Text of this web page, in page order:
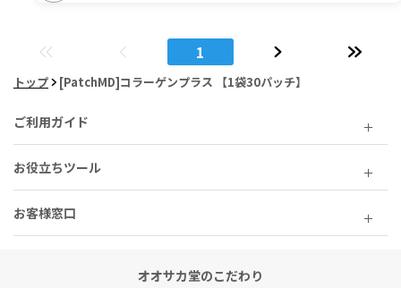
1
トップ [PatchMD]コラーゲンプラス 【1袋30パッチ】
ご利用ガイド
お役立ちツール
お客様窓口
オオサカ堂のこだわり